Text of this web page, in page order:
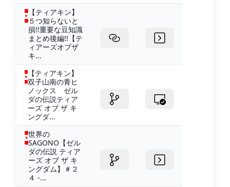
【ティアキン】
５つ知らないと
損!!重要な豆知識
まとめ後編!!【テ
ィアーズオブザ
キ...
【ティアキン】
双子山南の青ヒ
ノックス ゼル
ダの伝説ティア
ーズ オブ ザ キ
ングダ...
世界の
SAGONO【ゼル
ダの伝説 ティア
ーズ オブ ザ キ
ングダム】＃２
４ -...